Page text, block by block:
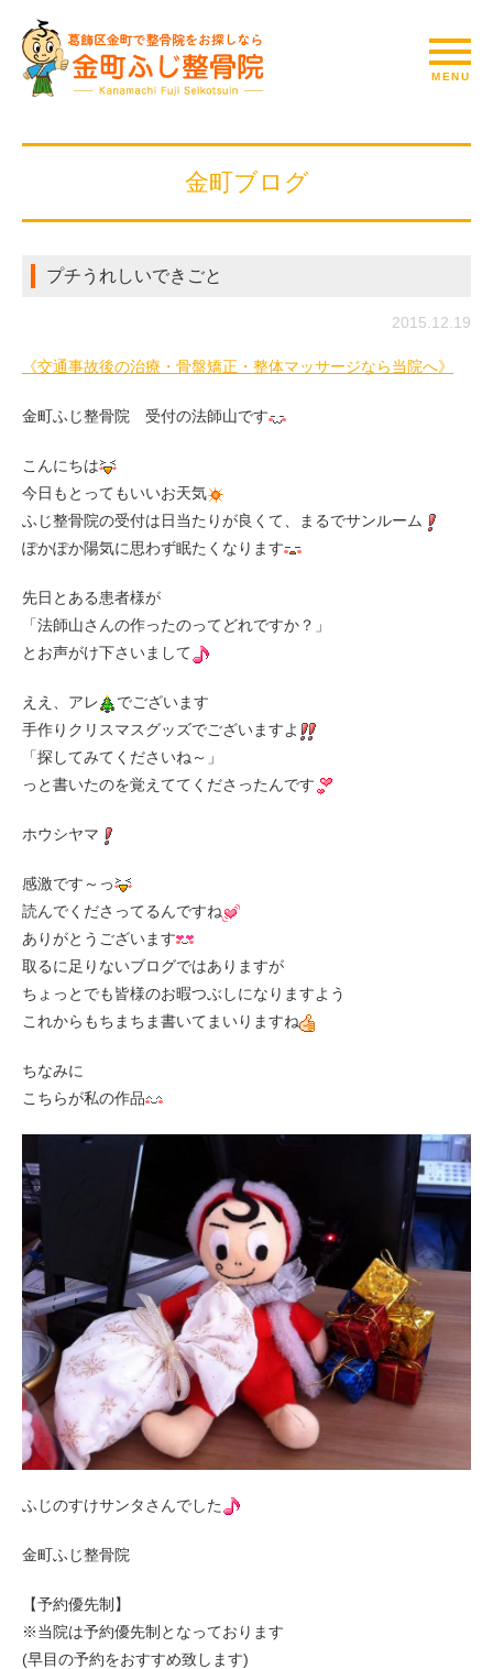
金町ブログ
プチうれしいできごと
2015.12.19
《交通事故後の治療・骨盤矯正・整体マッサージなら当院へ》
金町ふじ整骨院 受付の法師山です
こんにちは
今日もとってもいいお天気
ふじ整骨院の受付は日当たりが良くて、まるでサンルーム
ぽかぽか陽気に思わず眠たくなります
先日とある患者様が
「法師山さんの作ったのってどれですか？」
とお声がけ下さいまして
ええ、アレ
でございます
手作りクリスマスグッズでございますよ
「探してみてくださいね～」
っと書いたのを覚えててくださったんです
ホウシヤマ
感激です～っ
読んでくださってるんですね
ありがとうございます
取るに足りないブログではありますが
ちょっとでも皆様のお暇つぶしになりますよう
これからもちまちま書いてまいりますね
ちなみに
こちらが私の作品
ふじのすけサンタさんでした
金町ふじ整骨院
【予約優先制】
※当院は予約優先制となっております
(早目の予約をおすすめ致します)